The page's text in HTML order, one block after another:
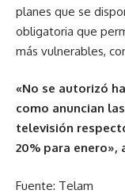
planes que se
obligatoria que
más vulnerables,
«No se autorizó
como anuncian
televisión
20% para enero»,
Fuente: Telam